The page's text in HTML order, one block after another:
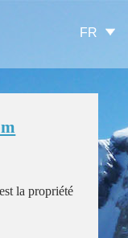
FR
est la propriété